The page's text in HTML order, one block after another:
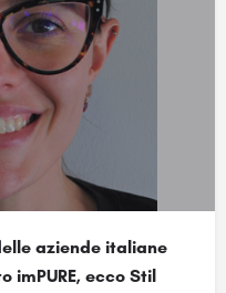
aziende italiane
imPURE, ecco Stil